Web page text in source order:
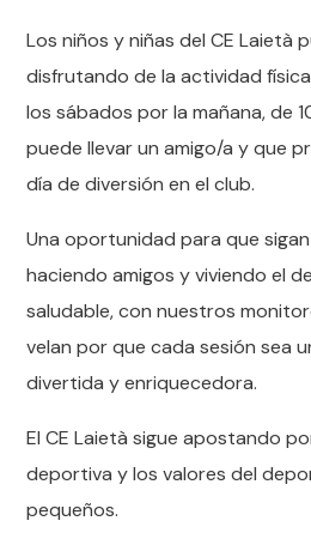
Los niños y niñas del CE Laietà
disfrutando de la actividad
los sábados por la mañana, de
puede llevar un amigo/a y que
día de diversión en el club.
Una oportunidad para que
haciendo amigos y viviendo el
saludable, con nuestros
velan por que cada sesión sea
divertida y enriquecedora.
El CE Laietà sigue apostando
deportiva y los valores del
pequeños.